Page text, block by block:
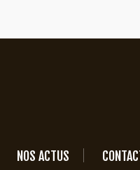
NOS ACTUS